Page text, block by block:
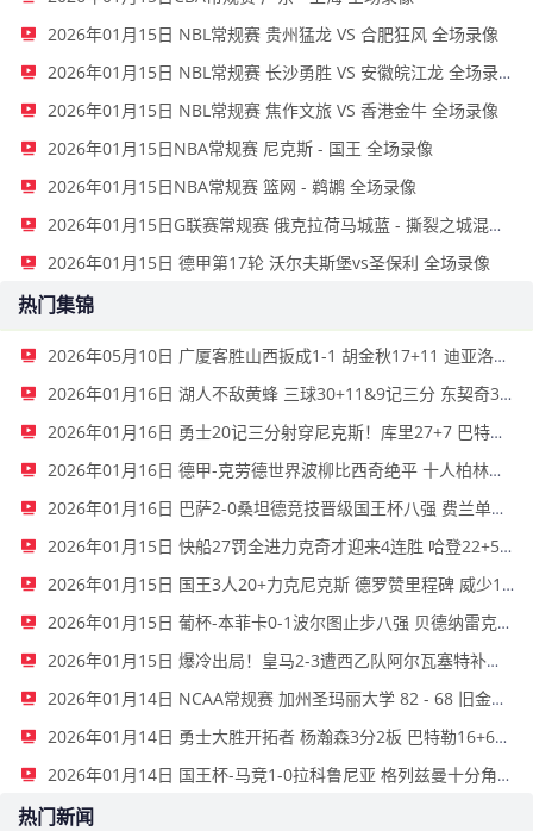
2026年01月15日 NBL常规赛 贵州猛龙 VS 合肥狂风 全场录像
2026年01月15日 NBL常规赛 长沙勇胜 VS 安徽皖江龙 全场录像
2026年01月15日 NBL常规赛 焦作文旅 VS 香港金牛 全场录像
2026年01月15日NBA常规赛 尼克斯 - 国王 全场录像
2026年01月15日NBA常规赛 篮网 - 鹈鹕 全场录像
2026年01月15日G联赛常规赛 俄克拉荷马城蓝 - 撕裂之城混音 全场录像
2026年01月15日 德甲第17轮 沃尔夫斯堡vs圣保利 全场录像
热门集锦
2026年05月10日 广厦客胜山西扳成1-1 胡金秋17+11 迪亚洛关键上篮不中
2026年01月16日 湖人不敌黄蜂 三球30+11&9记三分 东契奇39分 詹姆斯29+9+6
2026年01月16日 勇士20记三分射穿尼克斯！库里27+7 巴特勒32+8 穆迪三分9中7
2026年01月16日 德甲-克劳德世界波柳比西奇绝平 十人柏林联合1-1奥格斯堡
2026年01月16日 巴萨2-0桑坦德竞技晋级国王杯八强 费兰单刀球破门亚马尔建功
2026年01月15日 快船27罚全进力克奇才迎来4连胜 哈登22+5+8 伦纳德33分4断
2026年01月15日 国王3人20+力克尼克斯 德罗赞里程碑 威少11助 布伦森伤退
2026年01月15日 葡杯-本菲卡0-1波尔图止步八强 贝德纳雷克制胜帕夫利季斯失良机
2026年01月15日 爆冷出局！皇马2-3遭西乙队阿尔瓦塞特补时绝杀 无缘国王杯8强
2026年01月14日 NCAA常规赛 加州圣玛丽大学 82 - 68 旧金山大学 全场集锦
2026年01月14日 勇士大胜开拓者 杨瀚森3分2板 巴特勒16+6+5 库里9中2送11助
2026年01月14日 国王杯-马竞1-0拉科鲁尼亚 格列兹曼十分角任意球破门+远射中横梁
热门新闻